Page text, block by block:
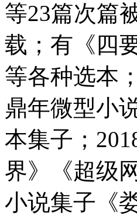
等23篇次篇
载；有《四
等各种选本
鼎年微型小
本集子；
界》《超级
小说集子《